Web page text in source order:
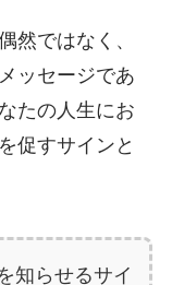
然ではなく、
ッセージであ
たの人生にお
促すサインと
知らせるサイ